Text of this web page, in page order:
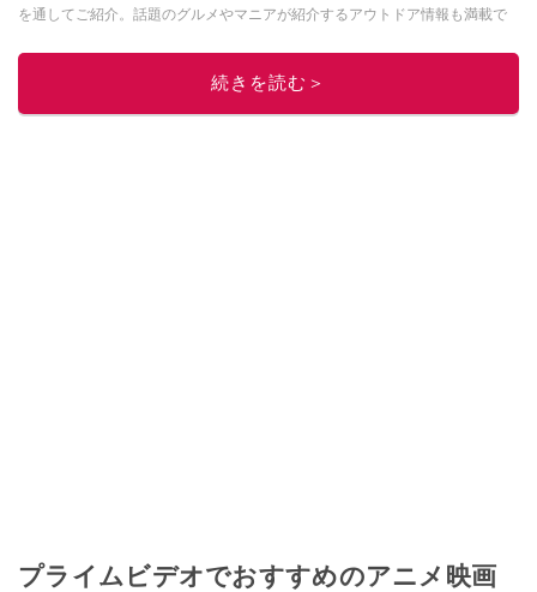
を通してご紹介。話題のグルメやマニアが紹介するアウトドア情報も満載で
レビューしています。毎日トレンド情報をお届けしているので、ぜひ
してください！続きを読む＞
プライムビデオでおすすめのアニメ映画